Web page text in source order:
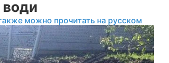
води
можно прочитать на русском